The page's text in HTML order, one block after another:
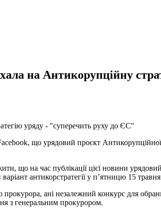
на Антикорупційну
що урядовий проєкт
що на час публікації цієї новини
антикорстратегії у п’ятницю 15
ані незалежний конкурс для
з генеральним прокурором.